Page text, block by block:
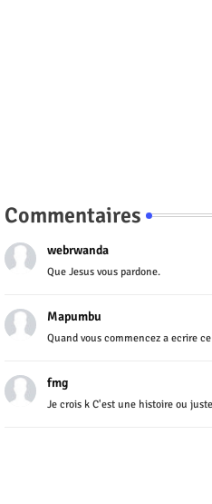
Commentaires
webrwanda
Que Jesus vous pardone.
Mapumbu
Quand vous commencez a ecrire
fmg
Je crois k C'est une histoire ou